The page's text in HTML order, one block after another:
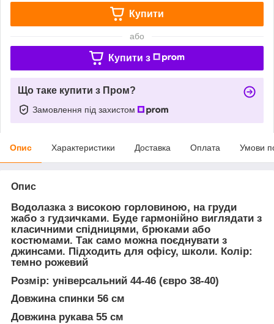
Купити
або
Купити з
Що таке купити з Пром?
Замовлення під захистом
Опис Характеристики Доставка Оплата Умови
Опис
Водолазка з високою горловиною, на груди
жабо з гудзичками. Буде гармонійно виглядати з
класичними спідницями, брюками або
костюмами. Так само можна поєднувати з
джинсами. Підходить для офісу, школи. Колір:
темно рожевий
Розмір: універсальний 44-46 (євро 38-40)
Довжина спинки 56 см
Довжина рукава 55 см